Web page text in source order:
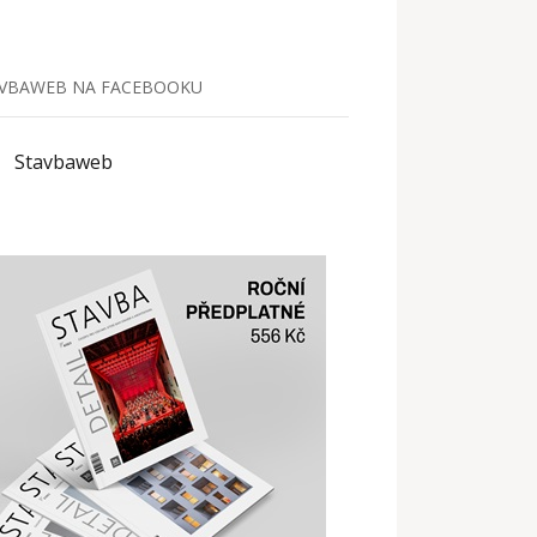
NA FACEBOOKU
Stavbaweb